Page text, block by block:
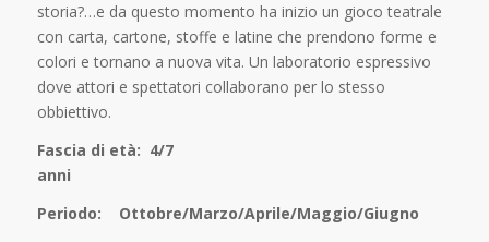
storia?…e da questo momento ha inizio un gioco teatrale
con carta, cartone, stoffe e latine che prendono forme e
colori e tornano a nuova vita. Un laboratorio espressivo
dove attori e spettatori collaborano per lo stesso
obbiettivo.
Fascia di età: 4/7
Periodo: Ottobre/Marzo/Aprile/Maggio/Giugno